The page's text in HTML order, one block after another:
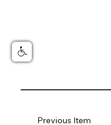
Previous Item